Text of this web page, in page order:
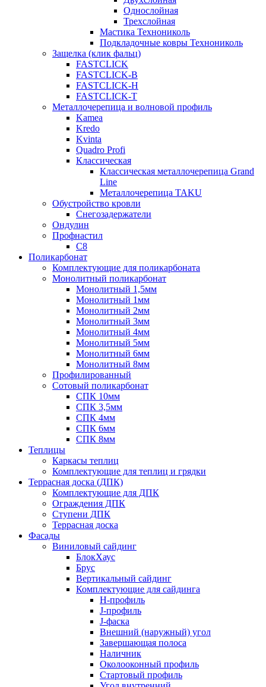
Однослойная
Трехслойная
Мастика Технониколь
Подкладочные ковры Технониколь
Защелка (клик фальц)
FASTCLICK
FASTCLICK-B
FASTCLICK-H
FASTCLICK-T
Металлочерепица и волновой профиль
Kamea
Kredo
Kvinta
Quadro Profi
Классическая
Классическая металлочерепица Grand
Line
Металлочерепица TAKU
Обустройство кровли
Снегозадержатели
Ондулин
Профнастил
С8
Поликарбонат
Комплектующие для поликарбоната
Монолитный поликарбонат
Монолитный 1,5мм
Монолитный 1мм
Монолитный 2мм
Монолитный 3мм
Монолитный 4мм
Монолитный 5мм
Монолитный 6мм
Монолитный 8мм
Профилированный
Сотовый поликарбонат
СПК 10мм
СПК 3,5мм
СПК 4мм
СПК 6мм
СПК 8мм
Теплицы
Каркасы теплиц
Комплектующие для теплиц и грядки
Террасная доска (ДПК)
Комплектующие для ДПК
Ограждения ДПК
Ступени ДПК
Террасная доска
Фасады
Виниловый сайдинг
БлокХаус
Брус
Вертикальный сайдинг
Комплектующие для сайдинга
H-профиль
J-профиль
J-фаска
Внешний (наружный) угол
Завершающая полоса
Наличник
Околооконный профиль
Стартовый профиль